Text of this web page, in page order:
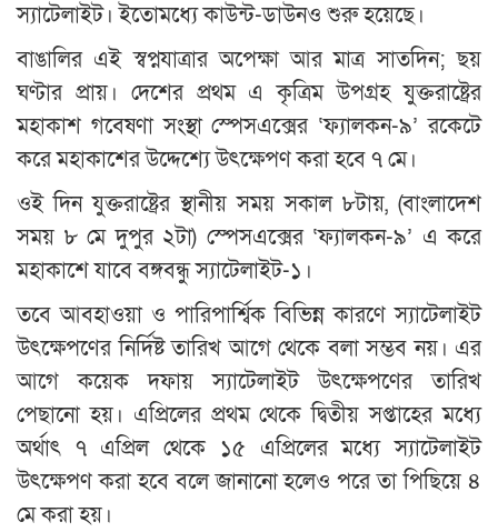
স্যাটেলাইট। ইতোমধ্যে কাউন্ট-ডাউনও শুরু হয়েছে।
বাঙালির এই স্বপ্নযাত্রার অপেক্ষা আর মাত্র সাতদিন; ছয়
ঘণ্টার প্রায়। দেশের প্রথম এ কৃত্রিম উপগ্রহ যুক্তরাষ্ট্রের
মহাকাশ গবেষণা সংস্থা স্পেসএক্সের ‘ফ্যালকন-৯’ রকেটে
করে মহাকাশের উদ্দেশ্যে উৎক্ষেপণ করা হবে ৭ মে।
ওই দিন যুক্তরাষ্ট্রের স্থানীয় সময় সকাল ৮টায়, (বাংলাদেশ
সময় ৮ মে দুপুর ২টা) স্পেসএক্সের ‘ফ্যালকন-৯’ এ করে
মহাকাশে যাবে বঙ্গবন্ধু স্যাটেলাইট-১।
তবে আবহাওয়া ও পারিপার্শ্বিক বিভিন্ন কারণে স্যাটেলাইট
উৎক্ষেপণের নির্দিষ্ট তারিখ আগে থেকে বলা সম্ভব নয়। এর
আগে কয়েক দফায় স্যাটেলাইট উৎক্ষেপণের তারিখ
পেছানো হয়। এপ্রিলের প্রথম থেকে দ্বিতীয় সপ্তাহের মধ্যে
অর্থাৎ ৭ এপ্রিল থেকে ১৫ এপ্রিলের মধ্যে স্যাটেলাইট
উৎক্ষেপণ করা হবে বলে জানানো হলেও পরে তা পিছিয়ে ৪
মে করা হয়।